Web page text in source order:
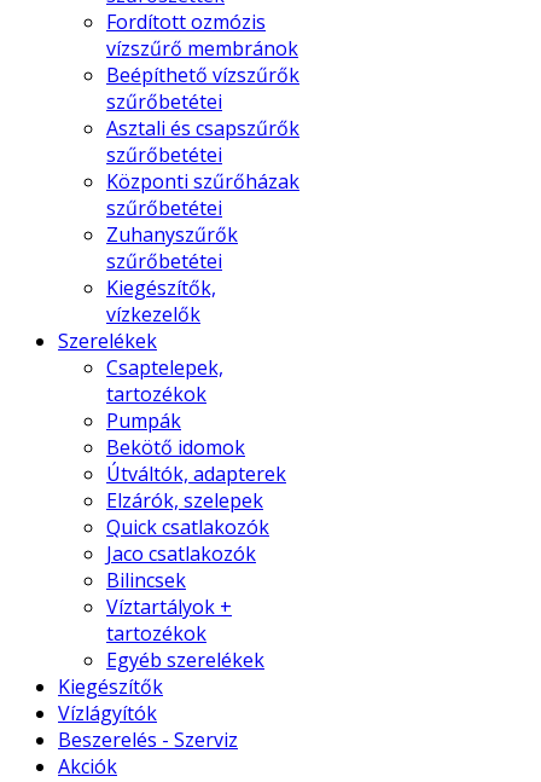
Fordított ozmózis
vízszűrő membránok
Beépíthető vízszűrők
szűrőbetétei
Asztali és csapszűrők
szűrőbetétei
Központi szűrőházak
szűrőbetétei
Zuhanyszűrők
szűrőbetétei
Kiegészítők,
vízkezelők
Szerelékek
Csaptelepek,
tartozékok
Pumpák
Bekötő idomok
Útváltók, adapterek
Elzárók, szelepek
Quick csatlakozók
Jaco csatlakozók
Bilincsek
Víztartályok +
tartozékok
Egyéb szerelékek
Kiegészítők
Vízlágyítók
Beszerelés - Szerviz
Akciók